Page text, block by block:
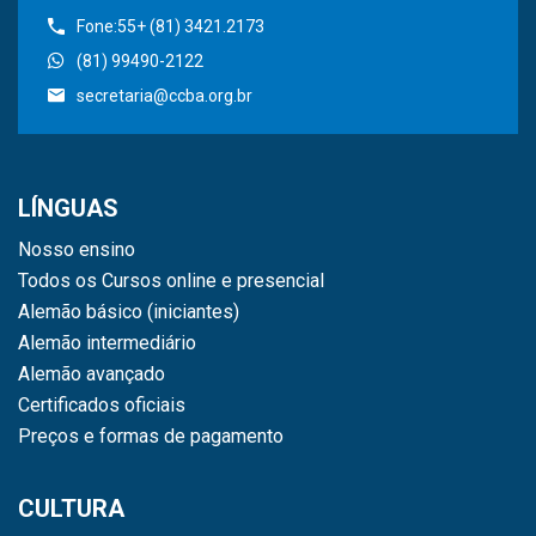
Fone:55+ (81) 3421.2173
(81) 99490-2122
secretaria@ccba.org.br
LÍNGUAS
Nosso ensino
Todos os Cursos online e presencial
Alemão básico (iniciantes)
Alemão intermediário
Alemão avançado
Certificados oficiais
Preços e formas de pagamento
CULTURA